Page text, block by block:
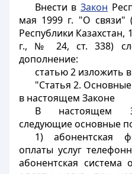
Внести вЗакон
мая 1999 г. "О связи"
Республики Казахстан,
г., № 24, ст. 338)
дополнение:
статью 2 изложить
"Статья 2.
в настоящем Законе
В настоящем
следующие основные
1) абонентская
оплаты услуг
абонентская система